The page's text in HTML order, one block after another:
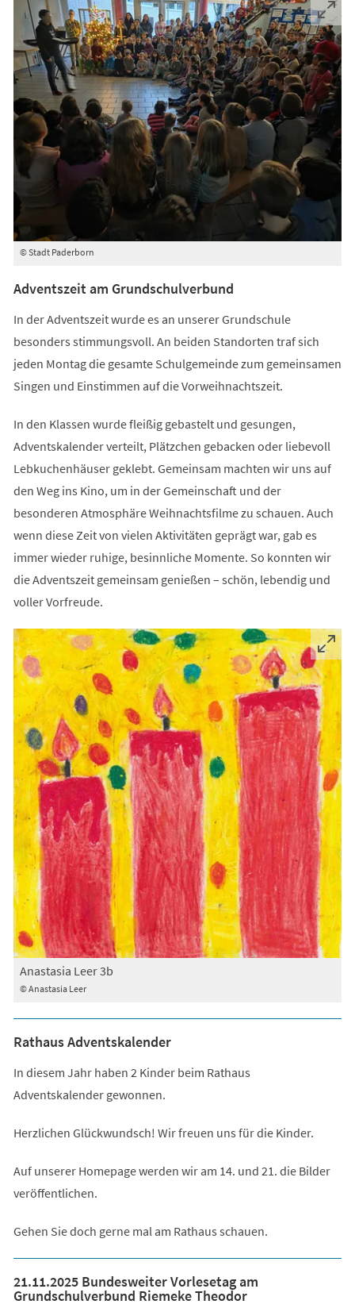
© Stadt Paderborn
Adventszeit am Grundschulverbund
In der Adventszeit wurde es an unserer Grundschule
besonders stimmungsvoll. An beiden Standorten traf sich
jeden Montag die gesamte Schulgemeinde zum gemeinsamen
Singen und Einstimmen auf die Vorweihnachtszeit.
In den Klassen wurde fleißig gebastelt und gesungen,
Adventskalender verteilt, Plätzchen gebacken oder liebevoll
Lebkuchenhäuser geklebt. Gemeinsam machten wir uns auf
den Weg ins Kino, um in der Gemeinschaft und der
besonderen Atmosphäre Weihnachtsfilme zu schauen. Auch
wenn diese Zeit von vielen Aktivitäten geprägt war, gab es
immer wieder ruhige, besinnliche Momente. So konnten wir
die Adventszeit gemeinsam genießen – schön, lebendig und
voller Vorfreude.
© Anastasia Leer
Anastasia Leer 3b
Rathaus Adventskalender
In diesem Jahr haben 2 Kinder beim Rathaus
Adventskalender gewonnen.
Herzlichen Glückwundsch! Wir freuen uns für die Kinder.
Auf unserer Homepage werden wir am 14. und 21. die Bilder
veröffentlichen.
Gehen Sie doch gerne mal am Rathaus schauen.
21.11.2025 Bundesweiter Vorlesetag am
Grundschulverbund Riemeke Theodor